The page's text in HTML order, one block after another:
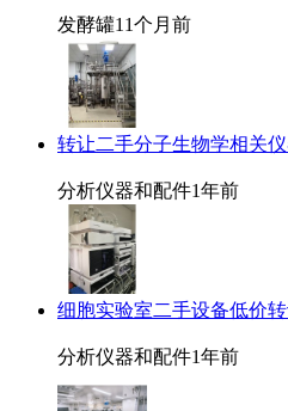
发酵罐11个月前
转让二手分子生物学相关
分析仪器和配件1年前
细胞实验室二手设备低价
分析仪器和配件1年前